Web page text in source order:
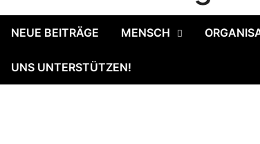
NEUE BEITRÄGE MENSCH
UNS UNTERSTÜTZEN!